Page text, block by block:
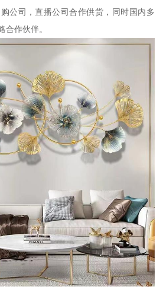
公司，直播公司合作供货，同时国内多
合作伙伴。